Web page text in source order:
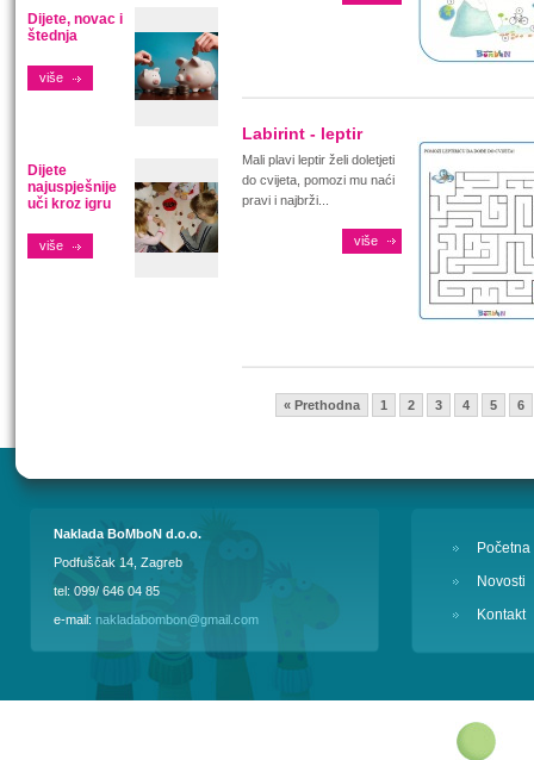
Dijete, novac i
štednja
više
Dijete
najuspješnije
uči kroz igru
više
Labirint - leptir
Mali plavi leptir želi doletjeti
do cvijeta, pomozi mu naći
pravi i najbrži...
više
« Prethodna 1 2 3 4 5 6
Naklada BoMboN d.o.o.
Podfuščak 14, Zagreb
tel: 099/ 646 04 85
e-mail: nakladabombon@gmail.com
Početna
Novosti
Kontakt